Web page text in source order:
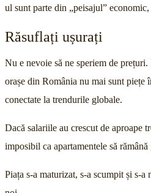
ul sunt parte din „peisajul”
Răsuflați ușurați
Nu e nevoie să ne speriem de
orașe din România nu mai sunt piețe
conectate la trendurile globale.
Dacă salariile au crescut de aproape
imposibil ca apartamentele să rămână
Piața s-a maturizat, s-a scumpit și s-a